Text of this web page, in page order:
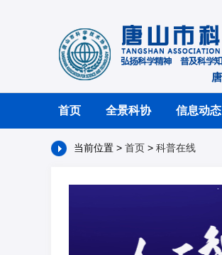
首页 全景科协 信息动态
当前位置 > 首页 > 科普在线